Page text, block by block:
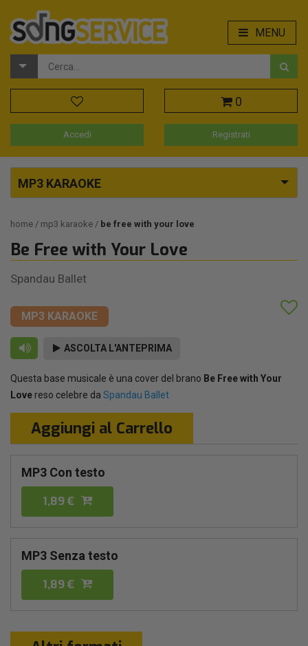
MENU
0
Accedi Registrati
MP3 KARAOKE
home mp3 karaoke be free with your love
Be Free with Your Love
Spandau Ballet
MP3 KARAOKE
ASCOLTA L'ANTEPRIMA
Questa base musicale è una cover del brano Be Free with Your
Love reso celebre da Spandau Ballet
Aggiungi al Carrello
MP3 Con testo
1,89 €
MP3 Senza testo
1,89 €